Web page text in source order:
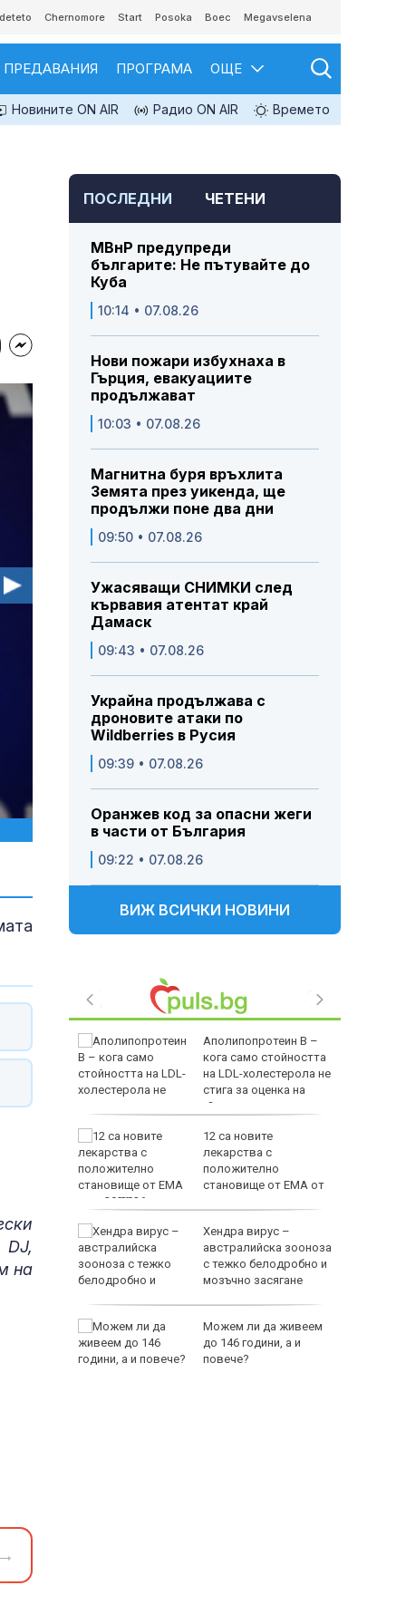
Chernomore Start Posoka Boec Megavselena
ПРЕДАВАНИЯ ПРОГРАМА ОЩЕ
Новините ON AIR Радио ON AIR Времето
на
ПОСЛЕДНИ ЧЕТЕНИ
МВнР предупреди
българите: Не пътувайте до
Куба
10:14 • 07.08.26
Нови пожари избухнаха в
Гърция, евакуациите
продължават
10:03 • 07.08.26
Магнитна буря връхлита
Земята през уикенда, ще
продължи поне два дни
09:50 • 07.08.26
Ужасяващи СНИМКИ след
кървавия атентат край
Дамаск
09:43 • 07.08.26
Украйна продължава с
дроновите атаки по
Wildberries в Русия
09:39 • 07.08.26
Оранжев код за опасни жеги
в части от България
09:22 • 07.08.26
ВИЖ ВСИЧКИ НОВИНИ
на
на
Аполипопротеин B –
кога само стойността
на LDL-холестерола не
стига за оценка на
сърдечносъдовия риск?
12 са новите
лекарства с
положително
становище от ЕМА от
юли 2026 г.
Хендра вирус –
австралийска зооноза
с тежко белодробно и
мозъчно засягане
Можем ли да живеем
до 146 години, а и
повече?